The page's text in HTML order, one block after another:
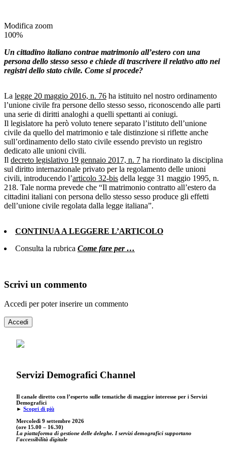
Modifica zoom
100%
Un cittadino italiano contrae matrimonio all’estero con una
persona dello stesso sesso e chiede di trascrivere il relativo atto nei
registri dello stato civile. Come si procede?
La legge 20 maggio 2016, n. 76 ha istituito nel nostro ordinamento
l’unione civile fra persone dello stesso sesso, riconoscendo alle parti
una serie di diritti analoghi a quelli spettanti ai coniugi.
Il legislatore ha però voluto tenere separato l’istituto dell’unione
civile da quello del matrimonio e tale distinzione si riflette anche
sull’ordinamento dello stato civile essendo previsto un registro
dedicato alle unioni civili.
Il decreto legislativo 19 gennaio 2017, n. 7 ha riordinato la disciplina
sul diritto internazionale privato per la regolamento delle unioni
civili, introducendo l’articolo 32-bis della legge 31 maggio 1995, n.
218. Tale norma prevede che “Il matrimonio contratto all’estero da
cittadini italiani con persona dello stesso sesso produce gli effetti
dell’unione civile regolata dalla legge italiana”.
CONTINUA A LEGGERE L’ARTICOLO
Consulta la rubrica Come fare per …
Scrivi un commento
Accedi per poter inserire un commento
Accedi
Servizi Demografici Channel
Il canale diretto con l’esperto sulle tematiche di maggior interesse per i Servizi
Demografici
► Scopri di più
Mercoledì 9 settembre 2026
(ore 15.00 – 16.30)
La piattaforma di gestione delle deleghe. I servizi demografici supportano
l’accessibilità digitale